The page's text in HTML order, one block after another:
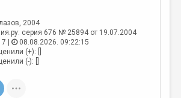
, 2004
серия 676 № 25894 от 19.07.2004
|
08.08.2026. 09:22:15
(+): []
(-): []